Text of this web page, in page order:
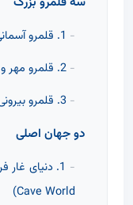
1. قلمرو آسمانی (Celestial Realm)
2. قلمرو مهر و موم شده (Sealed Realm)
3. قلمرو بیرونی (Outer Realm)
دو جهان اصلی
Cave World)